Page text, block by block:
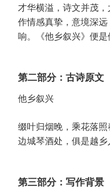
才华横溢，诗文并茂
作情感真挚，意境深
响。《他乡叙兴》便是
第二部分：古诗原文
他乡叙兴
缀叶归烟晚，乘花落照
边城琴酒处，俱是越乡
第三部分：写作背景